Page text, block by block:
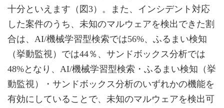
十分といえます（図3）。また、インシデント対応
した案件のうち、未知のマルウェアを検出できた割
合は、AI/機械学習型検索では56%、ふるまい検知
（挙動監視）では44％、サンドボックス分析では
48%となり、AI/機械学習型検索・ふるまい検知（挙
動監視）・サンドボックス分析のいずれかの機能を
有効にしていることで、未知のマルウェアを検出可